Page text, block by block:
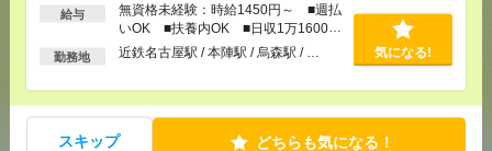
給与
無資格未経験：時給1450円～ ■週払
いOK ■扶養内OK ■日収1万1600円
以上
勤務地 近鉄名古屋駅 / 本陣駅 / 烏森駅 / … 気になる!
スキップ どちらも気になる！
メールで送る LINE で送る
シェア ツイート ブックマーク